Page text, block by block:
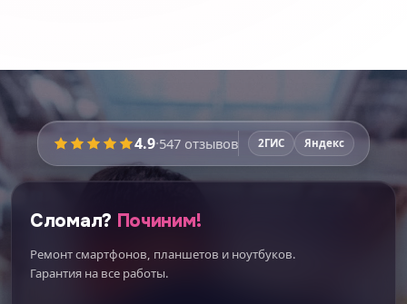
4.9·547 отзывов 2ГИС Яндекс
Сломал? Починим!
Ремонт смартфонов, планшетов и ноутбуков.
Гарантия на все работы.